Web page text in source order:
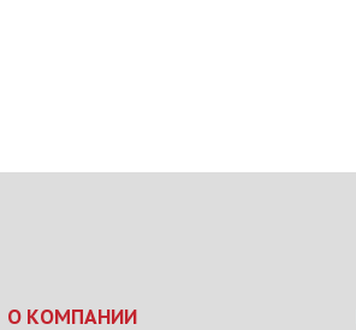
О КОМПАНИИ